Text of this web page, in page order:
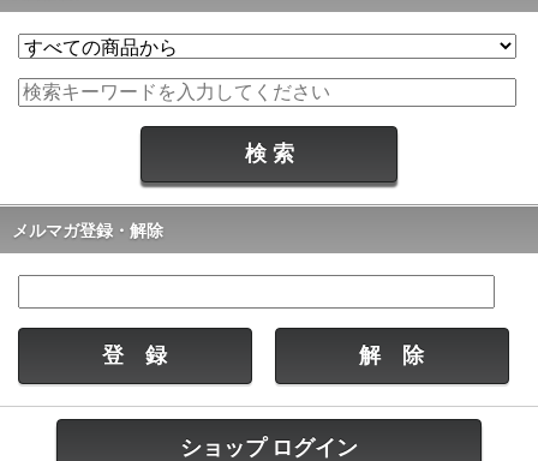
メルマガ登録・解除
ショップ ログイン